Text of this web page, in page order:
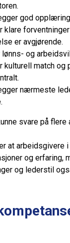
god
klare
er avgjørende.
lønns- og
kulturell match og
nærmeste
svare på flere
at arbeidsgivere
og erfaring,
og lederstil